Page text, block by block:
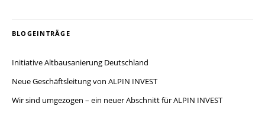
BLOGEINTRÄGE
Initiative Altbausanierung Deutschland
Neue Geschäftsleitung von ALPIN INVEST
Wir sind umgezogen – ein neuer Abschnitt für ALPIN INVEST